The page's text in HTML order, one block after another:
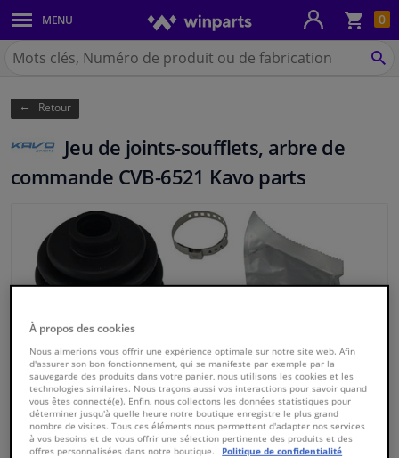
0
MENU
Carrosserie & tôles
Feux & ampoules
Freinage
Système d'échappement
Châssis & transmission
Refroidissement & chauffage
Filtres & liquides
Bagages & transport
Fenêtres & accessoires
Chercher
Winparts.be
Retour
Jeu de joints-soufflets, arbre de
commande CVB-6521 Kavo parts
À propos des cookies
Nous aimerions vous offrir une expérience optimale sur notre site web. Afin
d'assurer son bon fonctionnement, qui se manifeste par exemple par la
sauvegarde des produits dans votre panier, nous utilisons les cookies et les
technologies similaires. Nous traçons aussi vos interactions pour savoir quand
vous êtes connecté(e). Enfin, nous collectons les données statistiques pour
déterminer jusqu'à quelle heure notre boutique enregistre le plus grand
nombre de visites. Tous ces éléments nous permettent d'adapter nos services
à vos besoins et de vous offrir une sélection pertinente des produits et des
offres personnalisées dans notre boutique.
Politique de confidentialité